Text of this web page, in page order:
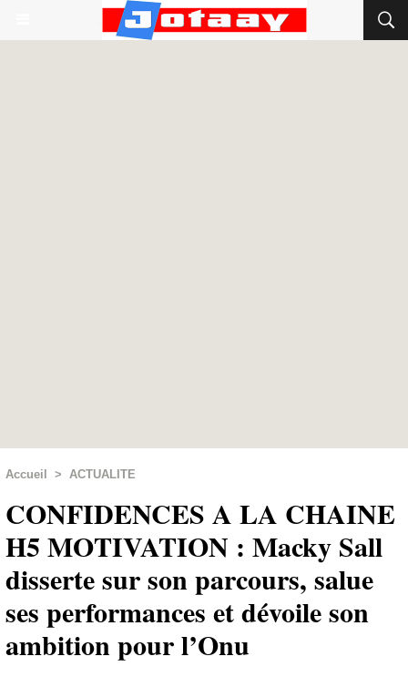
Accueil > ACTUALITE
CONFIDENCES A LA CHAINE
H5 MOTIVATION : Macky Sall
disserte sur son parcours, salue
ses performances et dévoile son
ambition pour l’Onu